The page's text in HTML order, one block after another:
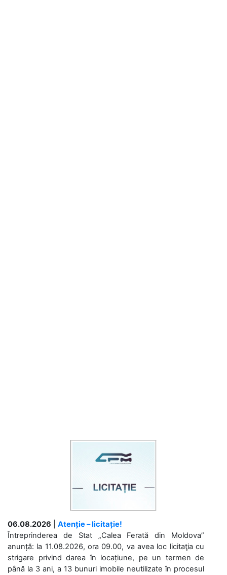
06.08.2026
Atenție – licitație!
Întreprinderea de Stat „Calea Ferată din Moldova”
anunță: la 11.08.2026, ora 09.00, va avea loc licitaţia cu
strigare privind darea în locațiune, pe un termen de
până la 3 ani, a 13 bunuri imobile neutilizate în procesul